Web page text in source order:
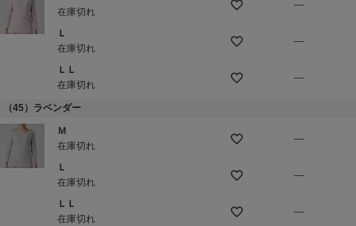
在庫切れ
—
Ｌ
在庫切れ
—
ＬＬ
在庫切れ
—
（45）ラベンダー
Ｍ
在庫切れ
—
Ｌ
在庫切れ
—
ＬＬ
在庫切れ
—